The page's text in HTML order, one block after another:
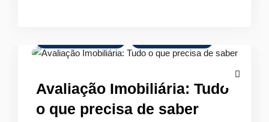
que
e
como
calcular
Avaliação Imobiliária: Tudo
o que precisa de saber